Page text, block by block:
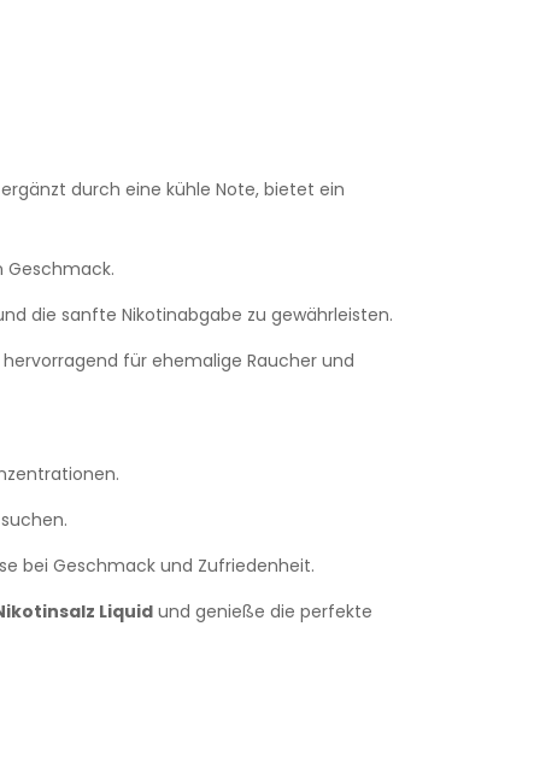
durch eine kühle Note, bietet ein
Geschmack.
die sanfte Nikotinabgabe zu gewährleisten.
für ehemalige Raucher und
bei Geschmack und Zufriedenheit.
Liquid und genieße die perfekte